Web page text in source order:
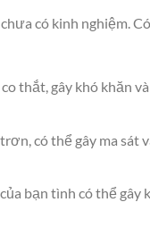
có kinh nghiệm. Có
thắt, gây khó khăn và
có thể gây ma sát
bạn tình có thể gây